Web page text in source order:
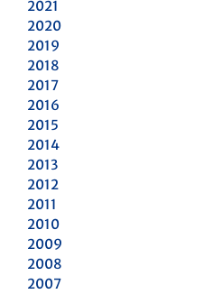
2021
2020
2019
2018
2017
2016
2015
2014
2013
2012
2011
2010
2009
2008
2007